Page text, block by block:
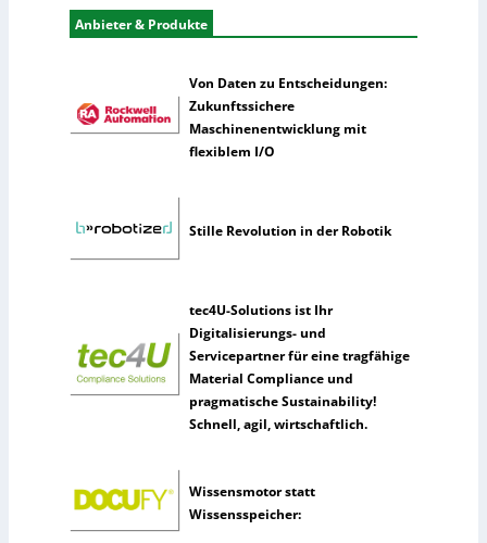
s
t
r
n
m
e
e
l
t
e
k
ü
Anbieter & Produkte
Von Daten zu Entscheidungen:
Zukunftssichere
Maschinenentwicklung mit
flexiblem I/O
Stille Revolution in der Robotik
tec4U-Solutions ist Ihr
Digitalisierungs- und
Servicepartner für eine tragfähige
Material Compliance und
pragmatische Sustainability!
Schnell, agil, wirtschaftlich.
Wissensmotor statt
Wissensspeicher: